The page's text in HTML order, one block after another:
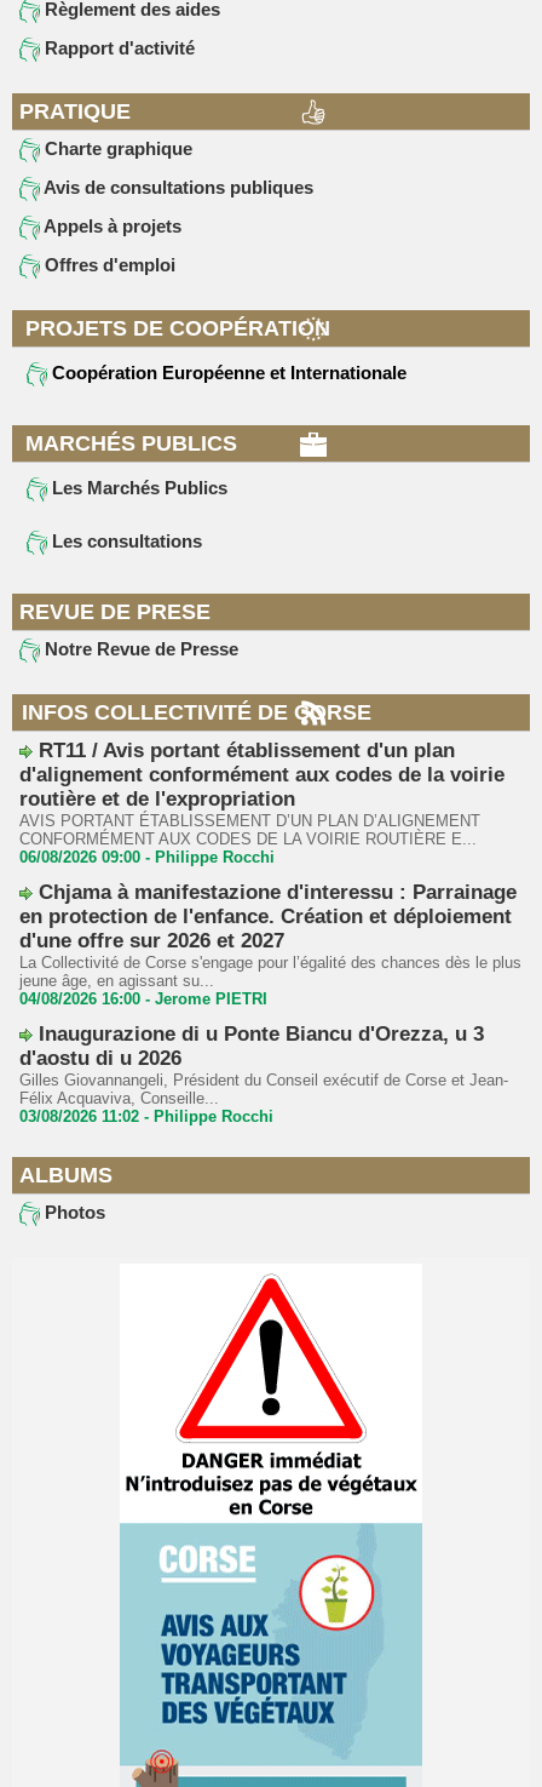
Règlement des aides
Rapport d'activité
PRATIQUE
Charte graphique
Avis de consultations publiques
Appels à projets
Offres d'emploi
PROJETS DE COOPÉRATION
Coopération Européenne et Internationale
MARCHÉS PUBLICS
Les Marchés Publics
Les consultations
REVUE DE PRESE
Notre Revue de Presse
INFOS COLLECTIVITÉ DE CORSE
RT11 / Avis portant établissement d'un plan
d'alignement conformément aux codes de la voirie
routière et de l'expropriation
AVIS PORTANT ÉTABLISSEMENT D’UN PLAN D’ALIGNEMENT
CONFORMÉMENT AUX CODES DE LA VOIRIE ROUTIÈRE E...
06/08/2026 09:00 - Philippe Rocchi
Chjama à manifestazione d'interessu : Parrainage
en protection de l'enfance. Création et déploiement
d'une offre sur 2026 et 2027
La Collectivité de Corse s'engage pour l’égalité des chances dès le plus
jeune âge, en agissant su...
04/08/2026 16:00 - Jerome PIETRI
Inaugurazione di u Ponte Biancu d'Orezza, u 3
d'aostu di u 2026
Gilles Giovannangeli, Président du Conseil exécutif de Corse et Jean-
Félix Acquaviva, Conseille...
03/08/2026 11:02 - Philippe Rocchi
ALBUMS
Photos